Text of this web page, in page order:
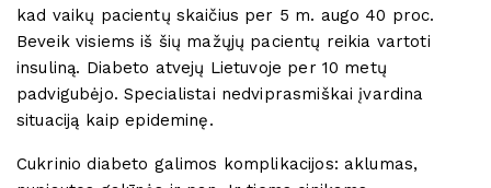
kad vaikų pacientų skaičius per 5 m. augo 40 proc.
Beveik visiems iš šių mažųjų pacientų reikia vartoti
insuliną. Diabeto atvejų Lietuvoje per 10 metų
padvigubėjo. Specialistai nedviprasmiškai įvardina
situaciją kaip epideminę.
Cukrinio diabeto galimos komplikacijos: aklumas,